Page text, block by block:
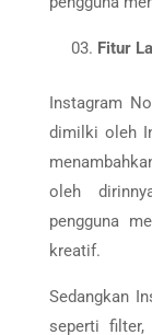
Fitur
Instagram
dimilki oleh
oleh
pengguna
kreatif.
Sedangkan
seperti filter,